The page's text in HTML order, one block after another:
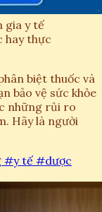
gia y tế
hay thực
biệt thuốc và
bảo vệ sức khỏe
những rủi ro
Hãy là người
#y tế #dược